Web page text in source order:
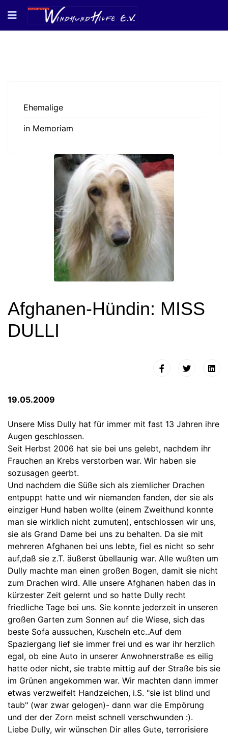
Ehemalige
in Memoriam
Afghanen-Hündin: MISS
DULLI
19.05.2009
Unsere Miss Dully hat für immer mit fast 13 Jahren ihre
Augen geschlossen.
Seit Herbst 2006 hat sie bei uns gelebt, nachdem ihr
Frauchen an Krebs verstorben war. Wir haben sie
sozusagen geerbt.
Und nachdem die Süße sich als ziemlicher Drachen
entpuppt hatte und wir niemanden fanden, der sie als
einziger Hund haben wollte (einem Zweithund konnte
man sie wirklich nicht zumuten), entschlossen wir uns,
sie als Grand Dame bei uns zu behalten. Da sie mit
mehreren Afghanen bei uns lebte, fiel es nicht so sehr
auf,daß sie z.T. äußerst übellaunig war. Alle wußten um
Dully machte man einen großen Bogen, damit sie nicht
zum Drachen wird. Alle unsere Afghanen haben das in
kürzester Zeit gelernt und so hatte Dully recht
friedliche Tage bei uns. Sie konnte jederzeit in unseren
großen Garten zum Sonnen auf die Wiese, sich das
beste Sofa aussuchen, Kuscheln etc..Auf dem
Spaziergang lief sie immer frei und es war ihr herzlich
egal, ob eine Auto in unserer Anwohnerstraße es eilig
hatte oder nicht, sie trabte mittig auf der Straße bis sie
im Grünen angekommen war. Wir machten dann immer
etwas verzweifelt Handzeichen, i.S. "sie ist blind und
taub" (war zwar gelogen)- dann war die Empörung
und der der Zorn meist schnell verschwunden :).
Liebe Dully, wir wünschen Dir alles Gute, terrorisiere